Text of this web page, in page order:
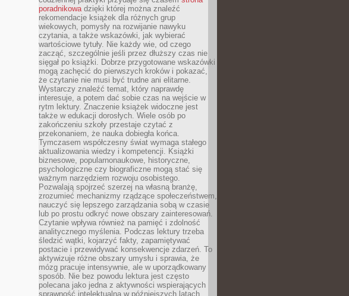
poradnikowadzięki której można znaleźć
rekomendacje książek dla różnych grup
wiekowych, pomysły na rozwijanie nawyku
czytania, a także wskazówki, jak wybierać
wartościowe tytuły. Nie każdy wie, od czego
zacząć, szczególnie jeśli przez dłuższy czas nie
sięgał po książki. Dobrze przygotowane wskazówki
mogą zachęcić do pierwszych kroków i pokazać,
że czytanie nie musi być trudne ani elitarne.
Wystarczy znaleźć temat, który naprawdę
interesuje, a potem dać sobie czas na wejście w
rytm lektury. Znaczenie książek widoczne jest
także w edukacji dorosłych. Wiele osób po
zakończeniu szkoły przestaje czytać z
przekonaniem, że nauka dobiegła końca.
Tymczasem współczesny świat wymaga stałego
aktualizowania wiedzy i kompetencji. Książki
biznesowe, popularnonaukowe, historyczne,
psychologiczne czy biograficzne mogą stać się
ważnym narzędziem rozwoju osobistego.
Pozwalają spojrzeć szerzej na własną branżę,
zrozumieć mechanizmy rządzące społeczeństwem,
nauczyć się lepszego zarządzania sobą w czasie
lub po prostu odkryć nowe obszary zainteresowań.
Czytanie wpływa również na pamięć i zdolność
analitycznego myślenia. Podczas lektury trzeba
śledzić wątki, kojarzyć fakty, zapamiętywać
postacie i przewidywać konsekwencje zdarzeń. To
aktywizuje różne obszary umysłu i sprawia, że
mózg pracuje intensywnie, ale w uporządkowany
sposób. Nie bez powodu lektura jest często
polecana jako jedna z aktywności wspierających
sprawność intelektualną w późniejszych latach